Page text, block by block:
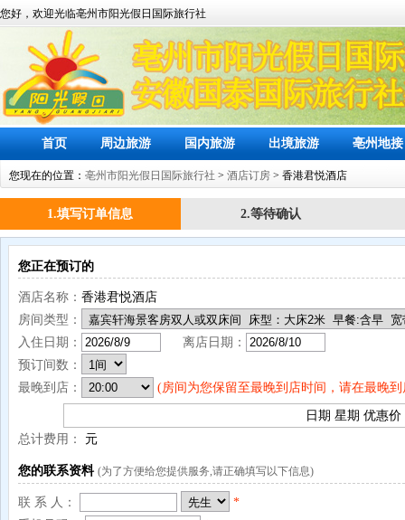
您好，欢迎光临亳州市阳光假日国际旅行社
首页 周边旅游 国内旅游 出境旅游 亳州地接
您现在的位置： 亳州市阳光假日国际旅行社 > 酒店订房 > 香港君悦酒店
1.填写订单信息 2.等待确认
您正在预订的
酒店名称： 香港君悦酒店
房间类型：
入住日期：
离店日期：
预订间数：
最晚到店：
(房间为您保留至最晚到店时间，请在最晚
日期 星期 优惠价
总计费用：
元
您的联系资料 (为了方便给您提供服务,请正确填写以下信息)
联 系 人：
*